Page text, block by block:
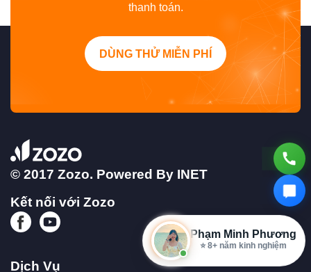
thanh toán.
DÙNG THỬ MIỄN PHÍ
© 2017 Zozo. Powered By INET
Kết nối với Zozo
Dịch Vụ
Phạm Minh Phương
⭐ 8+ năm kinh nghiệm